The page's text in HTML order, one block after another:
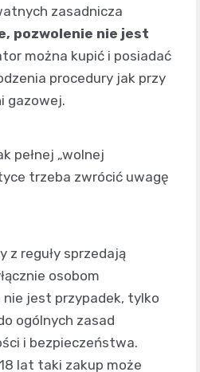
zasadnicza
pozwolenie nie jest
można kupić i posiadać
procedury jak przy
gazowej.
pełnej „wolnej
trzeba zwrócić uwagę
z reguły sprzedają
osobom
nie jest przypadek, tylko
ogólnych zasad
i bezpieczeństwa.
lat taki zakup może